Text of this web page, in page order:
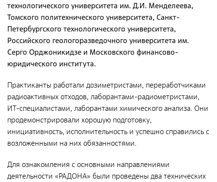
технологического университета им. Д.И. Менделеева,
Томского политехнического университета, Санкт-
Петербургского технологического университета,
Российского геологоразведочного университета им.
Серго Орджоникидзе и Московского финансово-
юридического института.
Практиканты работали дозиметристами, переработчиками
радиоактивных отходов, лаборантами-радиометристами,
ИТ-специалистами, лаборантами химического анализа. Они
продемонстрировали хорошую подготовку,
инициативность, исполнительность и успешно справились с
возложенными на них обязанностями.
Для ознакомления с основными направлениями
деятельности «РАДОНА» были проведены два технических
Системы менеджмента
Документы
Противодействие коррупции
Социальная политика
Совет молодых работников
Из опыта зарубежных коллег
Устойчивое развитие
Поставщикам
Объявления